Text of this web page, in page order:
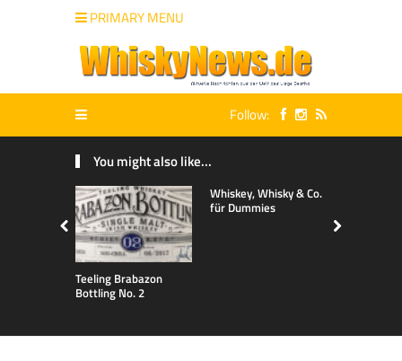
PRIMARY MENU
Follow:
You might also like...
Teeling Brabazon
Bottling No. 2
Whiskey, Whisky & Co.
für Dummies